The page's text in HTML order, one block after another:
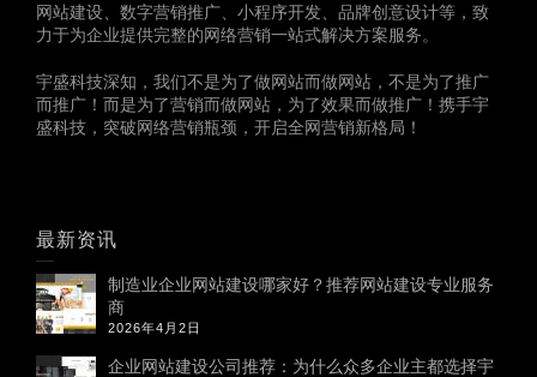
网站建设、数字营销推广、小程序开发、品牌创意设计等，致
力于为企业提供完整的网络营销一站式解决方案服务。
宇盛科技深知，我们不是为了做网站而做网站，不是为了推广
而推广！而是为了营销而做网站，为了效果而做推广！携手宇
盛科技，突破网络营销瓶颈，开启全网营销新格局！
最新资讯
制造业企业网站建设哪家好？推荐网站建设专业服务
商
2026年4月2日
企业网站建设公司推荐：为什么众多企业主都选择宇